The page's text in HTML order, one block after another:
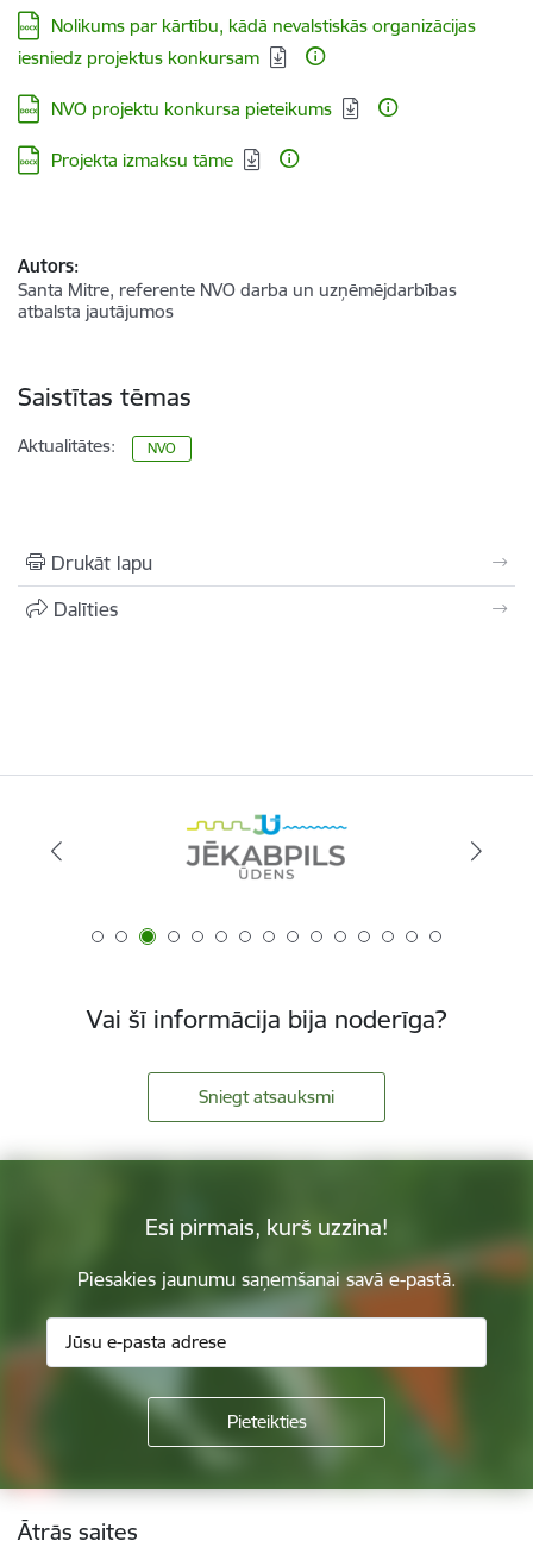
Lejupielādēt:
Nolikums par kārtību, kādā nevalstiskās organizācijas
iesniedz projektus konkursam
Lejupielādēt:
NVO projektu konkursa pieteikums
Lejupielādēt:
Projekta izmaksu tāme
Autors:
Santa Mitre, referente NVO darba un uzņēmējdarbības
atbalsta jautājumos
Saistītas tēmas
Aktualitātes: NVO
Drukāt lapu
Dalīties
Vai šī informācija bija noderīga?
Sniegt atsauksmi
Esi pirmais, kurš uzzina!
Piesakies jaunumu saņemšanai savā e-pastā.
Kājene
Ātrās saites